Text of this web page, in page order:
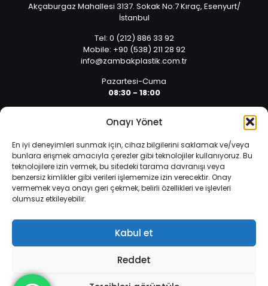
Onayı Yönet
En iyi deneyimleri sunmak için, cihaz bilgilerini saklamak ve/veya
bunlara erişmek amacıyla çerezler gibi teknolojiler kullanıyoruz. Bu
teknolojilere izin vermek, bu sitedeki tarama davranışı veya
benzersiz kimlikler gibi verileri işlememize izin verecektir. Onay
vermemek veya onayı geri çekmek, belirli özellikleri ve işlevleri
olumsuz etkileyebilir.
Kabul et
Reddet
Akçaburgaz Mahallesi 3137. Sokak No:7 Kıraç, Esenyurt/
İstanbul
Tel: 0 (212) 886 33 92
Mobile: +90 (538) 211 28 92
info@zambakplastik.com.tr
Pazartesi-Cuma
08:30 - 18:00
08:30 - 14:30
işlenmektedir. Zorunlu çerezler, internet sitemizin çalışması,
güvenliği ve bilgi toplumu hizmetlerinin sunulması amacıyla
Daha fazla bilgi edinin